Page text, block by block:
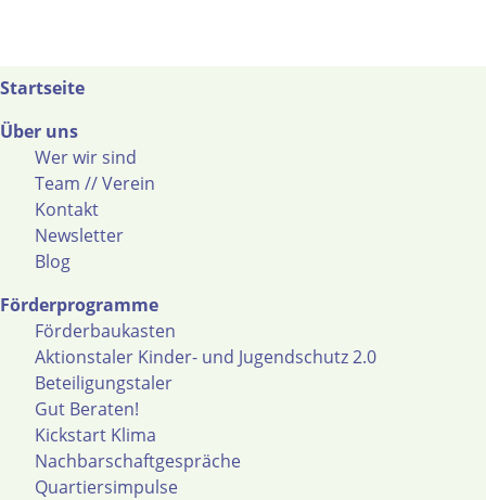
Startseite
Über uns
Wer wir sind
Team // Verein
Kontakt
Newsletter
Blog
Förderprogramme
Förderbaukasten
Aktionstaler Kinder- und Jugendschutz 2.0
Beteiligungstaler
Gut Beraten!
Kickstart Klima
Nachbarschaftgespräche
Quartiersimpulse